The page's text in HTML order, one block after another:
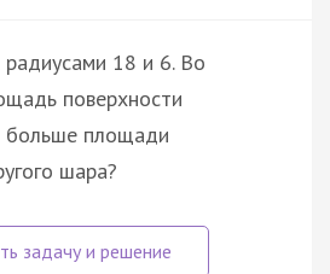
18 и 6. Во
поверхности
больше площади
шара?